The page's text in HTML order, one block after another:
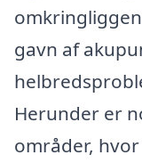
gavn af
Herunder er
områder,